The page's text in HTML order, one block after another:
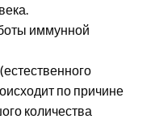
иммунной
по причине
количества